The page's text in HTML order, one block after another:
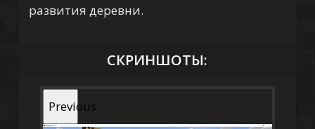
развития деревни.
СКРИНШОТЫ:
Previous